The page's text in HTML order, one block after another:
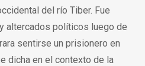
del río Tiber. Fue
altercados políticos luego de
sentirse un prisionero en
dicha en el contexto de la